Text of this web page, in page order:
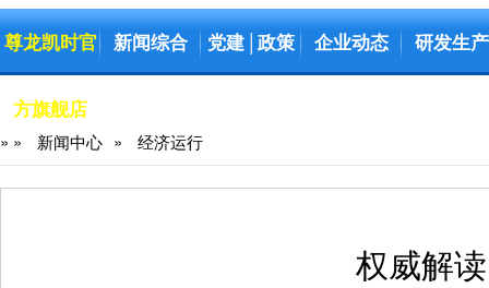
尊龙凯时官
方旗舰店
新闻综合 党建 政策 企业动态 研发生产
» » 新闻中心 » 经济运行
权威解